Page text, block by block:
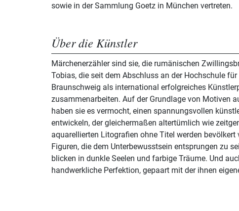
sowie in der Sammlung Goetz in München vertreten.
Über die Künstler
Märchenerzähler sind sie, die rumänischen
Tobias, die seit dem Abschluss an der Hochschule
Braunschweig als international erfolgreiches
zusammenarbeiten. Auf der Grundlage von Motiven
haben sie es vermocht, einen spannungsvollen
entwickeln, der gleichermaßen altertümlich wie
aquarellierten Litografien ohne Titel werden bevölkert
Figuren, die dem Unterbewusstsein entsprungen zu
blicken in dunkle Seelen und farbige Träume. Und
handwerkliche Perfektion, gepaart mit der ihnen